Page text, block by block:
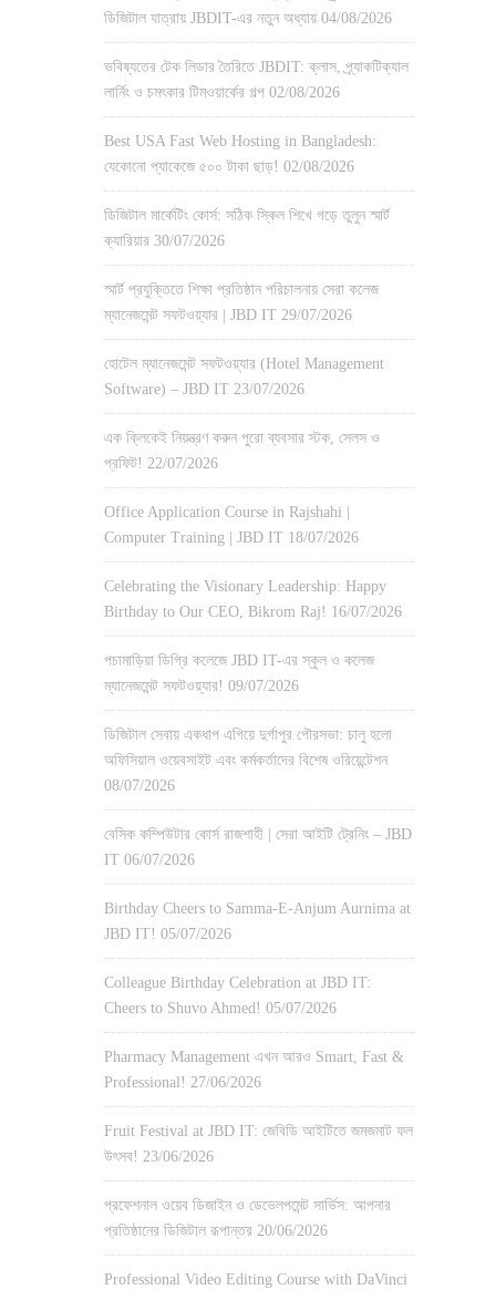
ডিজিটাল যাত্রায় JBDIT-এর নতুন অধ্যায় 04/08/2026
ভবিষ্যতের টেক লিডার তৈরিতে JBDIT: ক্লাস, প্র্যাকটিক্যাল
লার্নিং ও চমৎকার টিমওয়ার্কের গল্প 02/08/2026
Best USA Fast Web Hosting in Bangladesh:
যেকোনো প্যাকেজে ৫০০ টাকা ছাড়! 02/08/2026
ডিজিটাল মার্কেটিং কোর্স: সঠিক স্কিল শিখে গড়ে তুলুন স্মার্ট
ক্যারিয়ার 30/07/2026
স্মার্ট প্রযুক্তিতে শিক্ষা প্রতিষ্ঠান পরিচালনায় সেরা কলেজ
ম্যানেজমেন্ট সফটওয়্যার | JBD IT 29/07/2026
হোটেল ম্যানেজমেন্ট সফটওয়্যার (Hotel Management
Software) – JBD IT 23/07/2026
এক ক্লিকেই নিয়ন্ত্রণ করুন পুরো ব্যবসার স্টক, সেলস ও
প্রফিট! 22/07/2026
Office Application Course in Rajshahi |
Computer Training | JBD IT 18/07/2026
Celebrating the Visionary Leadership: Happy
Birthday to Our CEO, Bikrom Raj! 16/07/2026
পচামাড়িয়া ডিগ্রি কলেজে JBD IT-এর স্কুল ও কলেজ
ম্যানেজমেন্ট সফটওয়্যার! 09/07/2026
ডিজিটাল সেবায় একধাপ এগিয়ে দুর্গাপুর পৌরসভা: চালু হলো
অফিসিয়াল ওয়েবসাইট এবং কর্মকর্তাদের বিশেষ ওরিয়েন্টেশন
08/07/2026
বেসিক কম্পিউটার কোর্স রাজশাহী | সেরা আইটি ট্রেনিং – JBD
IT 06/07/2026
Birthday Cheers to Samma-E-Anjum Aurnima at
JBD IT! 05/07/2026
Colleague Birthday Celebration at JBD IT:
Cheers to Shuvo Ahmed! 05/07/2026
Pharmacy Management এখন আরও Smart, Fast &
Professional! 27/06/2026
Fruit Festival at JBD IT: জেবিডি আইটিতে জমজমাট ফল
উৎসব! 23/06/2026
প্রফেশনাল ওয়েব ডিজাইন ও ডেভেলপমেন্ট সার্ভিস: আপনার
প্রতিষ্ঠানের ডিজিটাল রূপান্তর 20/06/2026
Professional Video Editing Course with DaVinci